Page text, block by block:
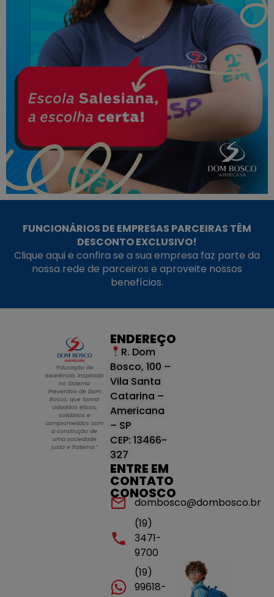
FUNCIONÁRIOS DE EMPRESAS PARCEIRAS TÊM
DESCONTO EXCLUSIVO!
Clique aqui e confira se a sua empresa faz parte da
nossa rede de parceiros e aproveite nossos
benefícios.
“Educação de
excelência, inspirada
no Sistema
Preventivo de Dom
Bosco, que forma
cidadãos éticos,
solidários e
comprometidos com
a construção de
uma sociedade
justa e fraterna.”
ENDEREÇO
R. Dom
Bosco, 100 –
Vila Santa
Catarina –
Americana
– SP
CEP: 13466-
327
ENTRE EM
CONTATO
CONOSCO
dombosco@dombosco.br
(19)
3471-
9700
(19)
99618-